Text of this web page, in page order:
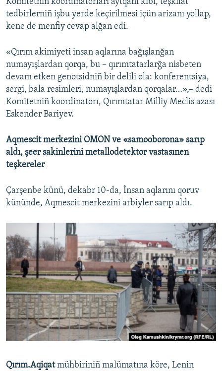
Komitetniñ koordinatorları aytqanı kibi, teşkilât
tedbirlerniñ işbu yerde keçirilmesi içün arizanı yollap,
kene de menfiy cevap alğan edi.
«Qırım akimiyeti insan aqlarına bağışlanğan
numayışlardan qorqa, bu – qırımtatarlarğa nisbeten
devam etken genotsidniñ bir delili ola: konferentsiya,
sergi, bala resimleri, numayışlardan qorqalar…»,– dedi
Komitetniñ koordinatorı, Qırımtatar Milliy Meclis azası
Eskender Bariyev.
Aqmescit merkezini OMON ve «samooborona» sarıp
aldı, şeer sakinlerini metallodetektor vastasınen
teşkereler
Çarşenbe künü, dekabr 10-da, İnsan aqlarını qoruv
kününde, Aqmescit merkezini arbiyler sarıp aldı.
Qırım.Aqiqatmühbiriniñ malümatına köre, Lenin